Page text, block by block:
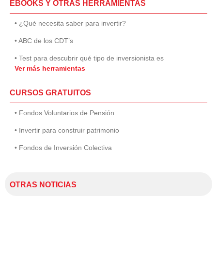
EBOOKS Y OTRAS HERRAMIENTAS
• ¿Qué necesita saber para invertir?
• ABC de los CDT’s
• Test para descubrir qué tipo de inversionista es
Ver más herramientas
CURSOS GRATUITOS
• Fondos Voluntarios de Pensión
• Invertir para construir patrimonio
• Fondos de Inversión Colectiva
OTRAS NOTICIAS